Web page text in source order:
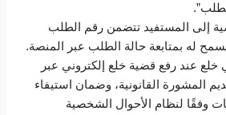
إلى المستفيد تتضمن رقم الطلب
يسمح له بمتابعة حالة الطلب عبر المنصة.
خلع عند رفع قضية خلع إلكتروني عبر
المشورة القانونية، وضمان استيفاء
وفقًا لنظام الأحوال الشخصية